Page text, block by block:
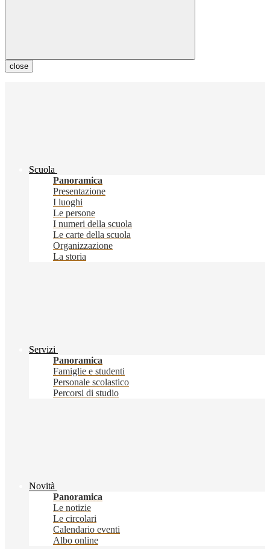
close
Scuola
Panoramica
Presentazione
I luoghi
Le persone
I numeri della scuola
Le carte della scuola
Organizzazione
La storia
Servizi
Panoramica
Famiglie e studenti
Personale scolastico
Percorsi di studio
Novità
Panoramica
Le notizie
Le circolari
Calendario eventi
Albo online